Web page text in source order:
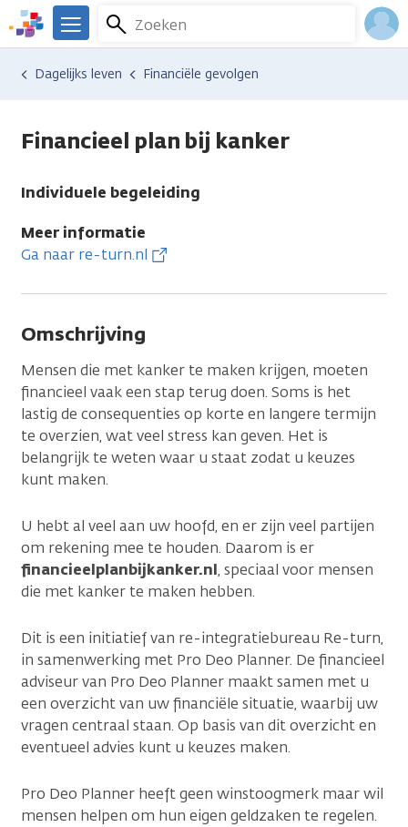
Overslaan
en
naar
We
er
Kanker.nl
Zoeken
Menu
Hulp en ondersteuning
Vind hulp bij kanker
Dagelijks leven Financiële gevolgen
Financieel plan bij kanker
Individuele begeleiding
Meer informatie
Ga naar re-turn.nl
Omschrijving
Mensen die met kanker te maken krijgen, moeten
financieel vaak een stap terug doen. Soms is het
lastig de consequenties op korte en langere termijn
te overzien, wat veel stress kan geven. Het is
belangrijk te weten waar u staat zodat u keuzes
kunt maken.
U hebt al veel aan uw hoofd, en er zijn veel partijen
om rekening mee te houden. Daarom is er
financieelplanbijkanker.nl, speciaal voor mensen
die met kanker te maken hebben.
Dit is een initiatief van re-integratiebureau Re-turn,
in samenwerking met Pro Deo Planner. De financieel
adviseur van Pro Deo Planner maakt samen met u
een overzicht van uw financiële situatie, waarbij uw
vragen centraal staan. Op basis van dit overzicht en
eventueel advies kunt u keuzes maken.
Pro Deo Planner heeft geen winstoogmerk maar wil
mensen helpen om hun eigen geldzaken te regelen.